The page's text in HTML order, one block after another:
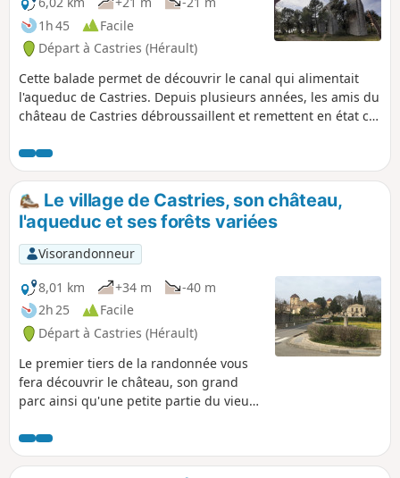
1h 45
Facile
Départ à Castries (Hérault)
Cette balade permet de découvrir le canal qui alimentait
l'aqueduc de Castries. Depuis plusieurs années, les amis du
château de Castries débroussaillent et remettent en état ce
Source de Fontgrand située à 6km du village Le marquis
René Gaspard de la Croix fit appel à Pierre Paul Riquet, qui
est également le constructeur du Canal du Midi, pour
construire cet ouvrage hydraulique
Le village de Castries, son château,
l'aqueduc et ses forêts variées
Visorandonneur
8,01 km
+34 m
-40 m
2h 25
Facile
Départ à Castries (Hérault)
Le premier tiers de la randonnée vous
fera découvrir le château, son grand
parc ainsi qu'une petite partie du vieux
différentes forêts, mélange de garrigue,
de pinèdes, de champs d'oliviers, etc. En